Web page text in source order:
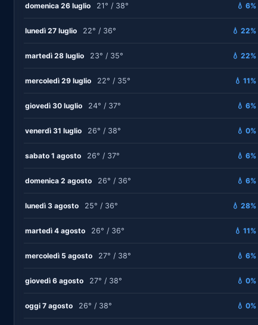
domenica 26 luglio 21° / 38° 💧 6%
lunedì 27 luglio 22° / 36° 💧 22%
martedì 28 luglio 23° / 35° 💧 22%
mercoledì 29 luglio 22° / 35° 💧 11%
giovedì 30 luglio 24° / 37° 💧 6%
venerdì 31 luglio 26° / 38° 💧 0%
sabato 1 agosto 26° / 37° 💧 6%
domenica 2 agosto 26° / 36° 💧 6%
lunedì 3 agosto 25° / 36° 💧 28%
martedì 4 agosto 26° / 36° 💧 11%
mercoledì 5 agosto 27° / 38° 💧 6%
giovedì 6 agosto 27° / 38° 💧 0%
oggi 7 agosto 26° / 38° 💧 0%